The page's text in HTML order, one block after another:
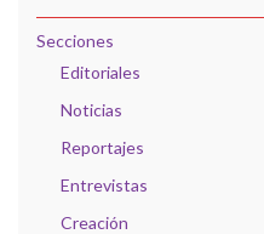
Secciones
Editoriales
Noticias
Reportajes
Entrevistas
Creación